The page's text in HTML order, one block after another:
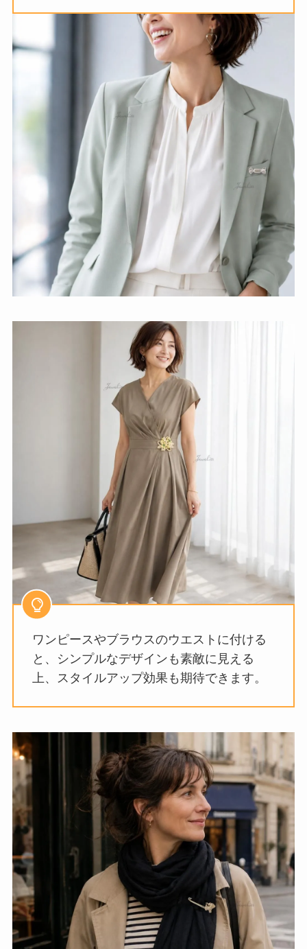
ワンピースやブラウスのウエストに付ける
と、シンプルなデザインも素敵に見える
上、スタイルアップ効果も期待できます。